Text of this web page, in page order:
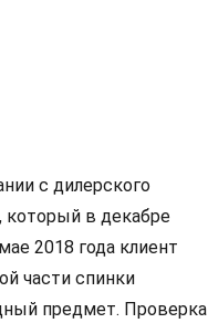
с дилерского
который в декабре
2018 года клиент
части спинки
предмет. Проверка